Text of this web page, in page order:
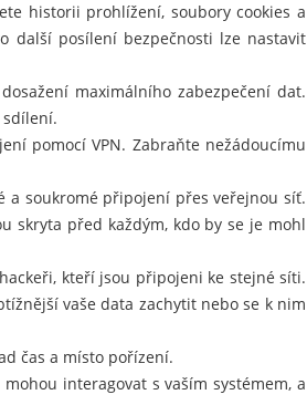
historii prohlížení, soubory cookies a
další posílení bezpečnosti lze nastavit
maximálního zabezpečení dat.
sdílení.
pomocí VPN. Zabraňte nežádoucímu
a soukromé připojení přes veřejnou síť.
skryta před každým, kdo by se je mohl
kteří jsou připojeni ke stejné síti.
vaše data zachytit nebo se k nim
čas a místo pořízení.
interagovat s vaším systémem, a